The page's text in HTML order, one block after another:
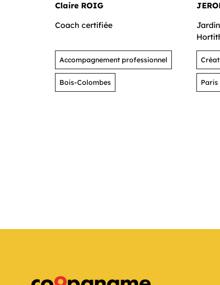
Claire ROIG
Coach certifiée
Accompagnement professionnel
Bois-Colombes
verts
Paris